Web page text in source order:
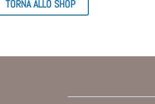
TORNA ALLO SHOP